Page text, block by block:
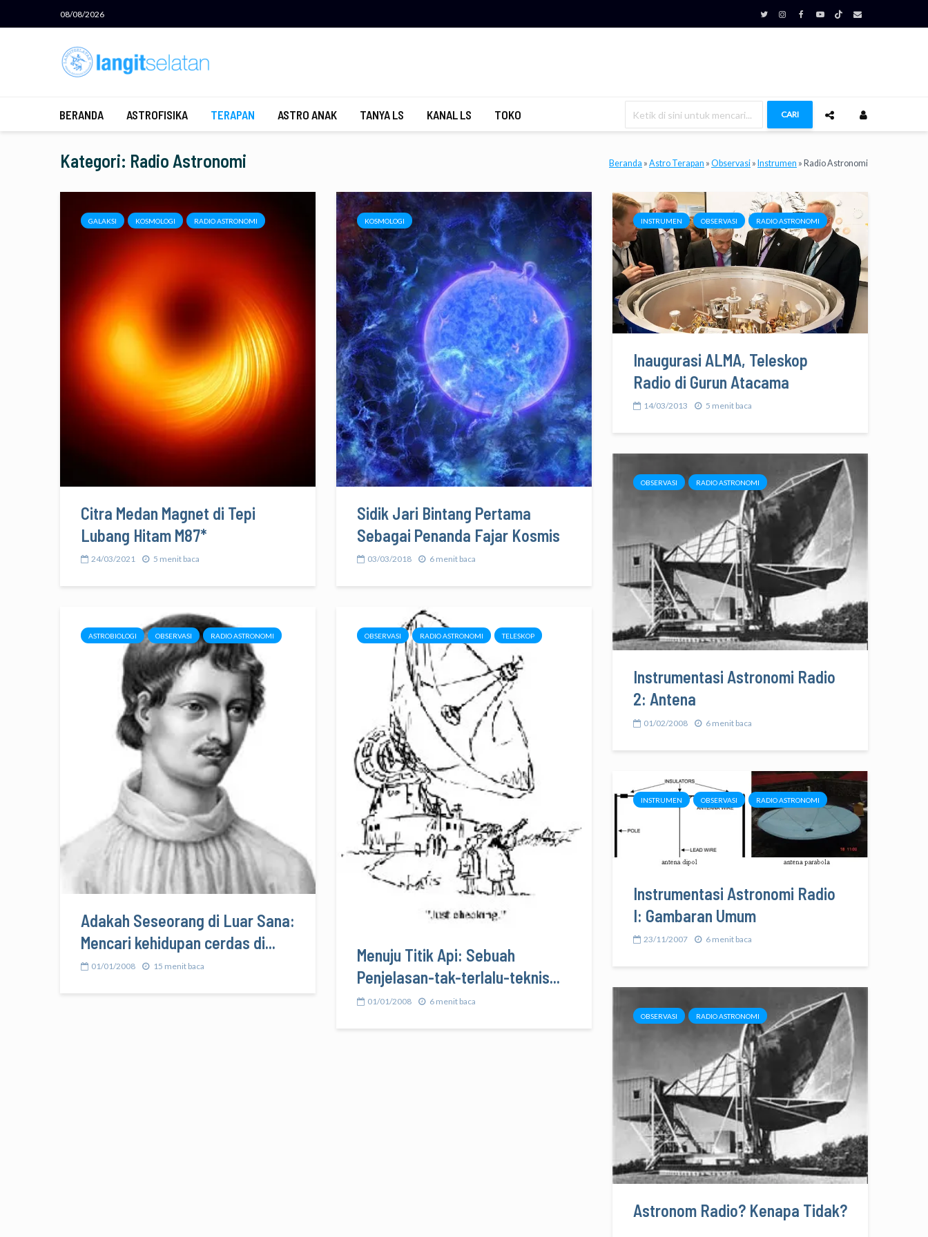
08/08/2026
BERANDA ASTROFISIKA TERAPAN ASTRO ANAK TANYA LS KANAL LS TOKO CARI
Kategori: Radio Astronomi Beranda » Astro Terapan » Observasi » Instrumen » Radio Astronomi
GALAKSI KOSMOLOGI RADIO ASTRONOMI
Citra Medan Magnet di Tepi
Lubang Hitam M87*
24/03/2021 5 menit baca
KOSMOLOGI
Sidik Jari Bintang Pertama
Sebagai Penanda Fajar Kosmis
03/03/2018 6 menit baca
INSTRUMEN OBSERVASI RADIO ASTRONOMI
Inaugurasi ALMA, Teleskop
Radio di Gurun Atacama
14/03/2013 5 menit baca
OBSERVASI RADIO ASTRONOMI
Instrumentasi Astronomi Radio
2: Antena
01/02/2008 6 menit baca
ASTROBIOLOGI OBSERVASI RADIO ASTRONOMI
Adakah Seseorang di Luar Sana:
Mencari kehidupan cerdas di...
01/01/2008 15 menit baca
OBSERVASI RADIO ASTRONOMI TELESKOP
Menuju Titik Api: Sebuah
Penjelasan-tak-terlalu-teknis...
01/01/2008 6 menit baca
INSTRUMEN OBSERVASI RADIO ASTRONOMI
Instrumentasi Astronomi Radio
I: Gambaran Umum
23/11/2007 6 menit baca
OBSERVASI RADIO ASTRONOMI
Astronom Radio? Kenapa Tidak?